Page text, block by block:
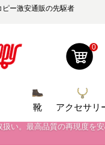
ー激安通販の先駆者
0
靴 アクセサリ
い。最高品質の再現度を
お得な割引をご利用いただ